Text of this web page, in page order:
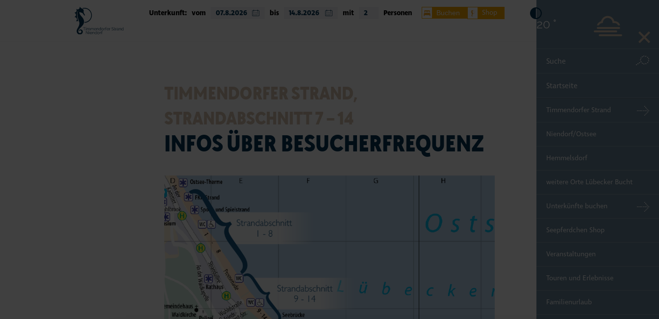
Unterkunft: vom bis mit Personen Buchen Shop
20 °
Startseite
Timmendorfer Strand
Niendorf/Ostsee
Hemmelsdorf
weitere Orte Lübecker Bucht
Unterkünfte buchen
Seepferdchen Shop
Veranstaltungen
Touren und Erlebnisse
Familienurlaub
INFOS ÜBER BESUCHERFREQUENZ